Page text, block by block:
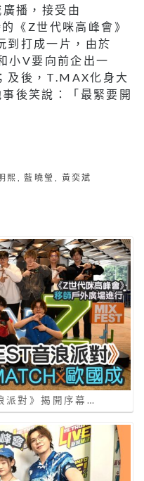
播，接受由
《Z世代咪高峰會》
到打成一片，由於
小V要向前企出一
及後，T.MAX化身大
後笑說：「最緊要開
熙 ,藍曉瑩 黃奕斌
派對》揭開序幕…